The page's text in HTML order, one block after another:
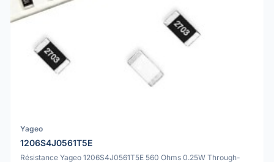
Yageo
1206S4J0561T5E
Résistance Yageo 1206S4J0561T5E 560 Ohms 0.25W Through-